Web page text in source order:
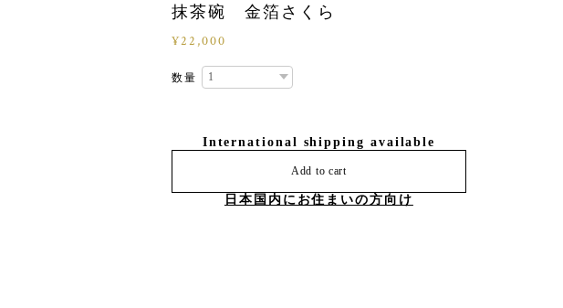
抹茶碗 金箔さくら
¥22,000
数量
International shipping available
Add to cart
日本国内にお住まいの方向け